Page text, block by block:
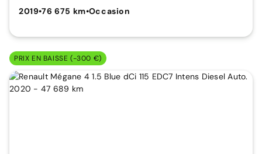
2019•76 675 km•Occasion
PRIX EN BAISSE (-300 €)